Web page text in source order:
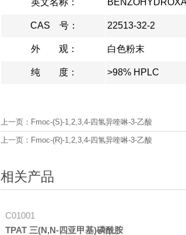
英文名称：
CAS 号： 22513-32-2
外 观： 白色粉末
纯 度： >98% HPLC
上一页： Fmoc-(S)-1,2,3,4-四氢异喹啉-3-乙酸
上一页： Fmoc-(R)-1,2,3,4-四氢异喹啉-3-乙酸
相关产品
C01001
TPAT 三(N,N-四亚甲基)磷酰胺